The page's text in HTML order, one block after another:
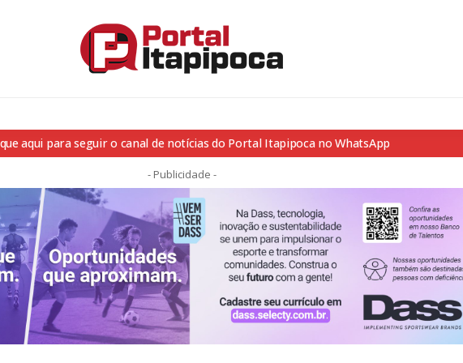
aqui para seguir o canal de notícias do Portal Itapipoca no WhatsApp
- Publicidade -